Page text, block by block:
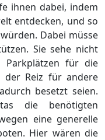
ihnen dabei, indem
entdecken, und so
Dabei müsse
Sie sehe nicht
für die
der Reiz für andere
besetzt seien.
die benötigten
eine generelle
Hier wären die